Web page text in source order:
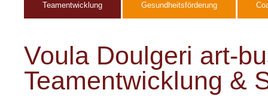
Voula Doulgeri art-
Teamentwicklung &
Teamentwicklung Gesundheitsförderung